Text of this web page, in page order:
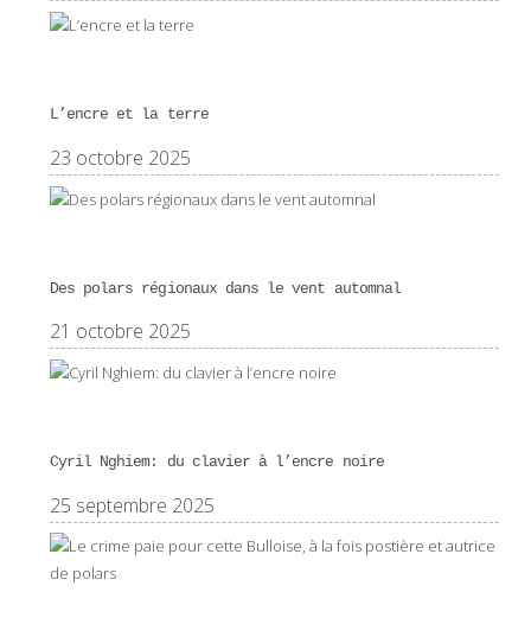
L’encre et la terre
23 octobre 2025
Des polars régionaux dans le vent automnal
21 octobre 2025
Cyril Nghiem: du clavier à l’encre noire
25 septembre 2025